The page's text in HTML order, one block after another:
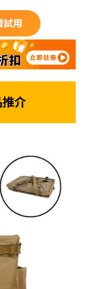
試用
介